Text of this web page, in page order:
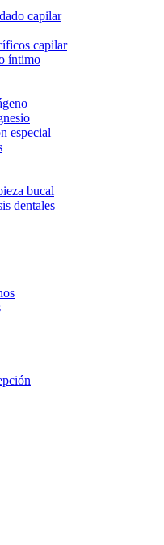
capilar
capilar
íntimo
especial
bucal
dentales